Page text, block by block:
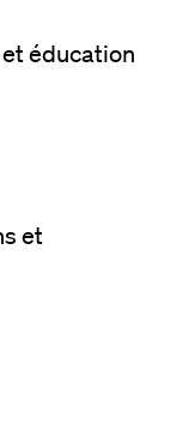
éducation
et